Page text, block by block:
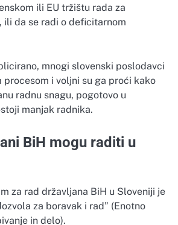
ili EU tržištu rada za
ili da se radi o deficitarnom
mnogi slovenski poslodavci
procesom i voljni su ga proći kako
radnu snagu, pogotovo u
manjak radnika.
BiH mogu raditi u
za rad državljana BiH u Sloveniji je
za boravak i rad” (Enotno
in delo).